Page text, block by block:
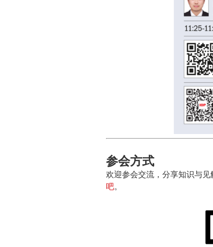
参会方式
欢迎参会交流，分享知识与
吧。